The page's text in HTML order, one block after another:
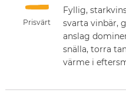
Prisvärt
Fyllig,
svarta vinbär,
anslag
snälla, torra
värme i